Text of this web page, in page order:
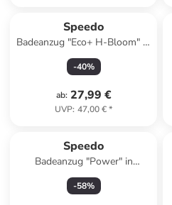
Speedo
Badeanzug "Eco+ H-Bloom" in
Schwarz/ Orange/ Lila
-40%
ab: 27,99 €
UVP: 47,00 €*
Speedo
Badeanzug "Power" in
Schwarz
-58%